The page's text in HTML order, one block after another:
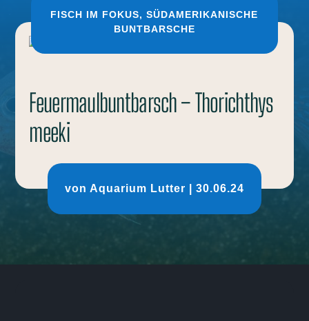
FISCH IM FOKUS,SÜDAMERIKANISCHE
BUNTBARSCHE
Feuermaulbuntbarsch – Thorichthys
meeki
von Aquarium Lutter 30.06.24